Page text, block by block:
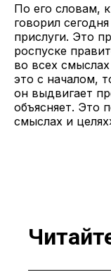
По его словам,
говорил
прислуги. Это
роспуске
во всех
это с началом,
он выдвигает
объясняет. Это
смыслах и